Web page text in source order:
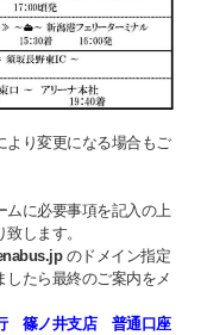
り変更になる場合もご
ムに必要事項を記入の上
します。
のドメイン指定
たら最終のご案内をメ
篠ノ井支店 普通口座